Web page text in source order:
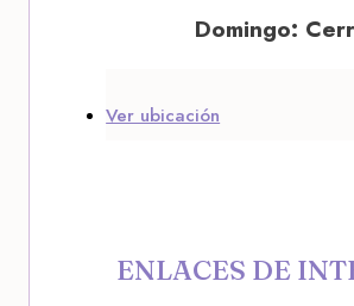
Domingo:
Ver ubicación
ENLACES DE